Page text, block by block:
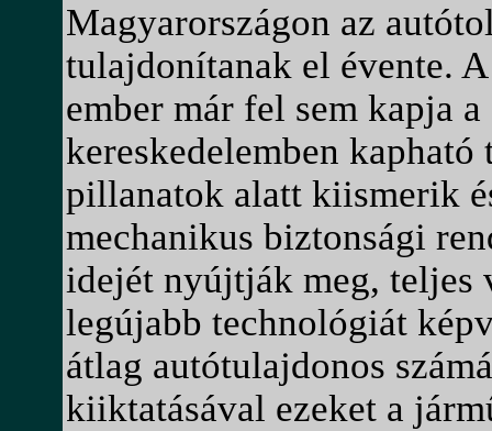
Magyarországon az
tulajdonítanak el évente.
ember már fel sem kapja
kereskedelemben
pillanatok alatt kiismerik
mechanikus biztonsági
idejét nyújtják meg, teljes
legújabb technológiát
átlag autótulajdonos
kiiktatásával ezeket a